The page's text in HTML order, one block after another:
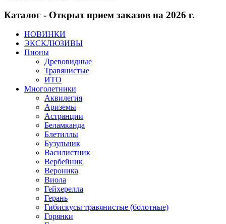
Каталог - Открыт прием заказов на 2026 г.
НОВИНКИ
ЭКСКЛЮЗИВЫ
Пионы
Древовидные
Травянистые
ИТО
Многолетники
Аквилегия
Ариземы
Астранции
Беламканда
Блетиллы
Бузульник
Василистник
Вербейник
Вероника
Виола
Гейхерелла
Герань
Гибискусы травянистые (болотные)
Горянки